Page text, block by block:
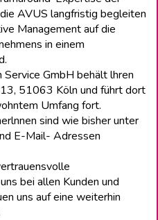
AVUS langfristig begleiten
Management auf die
in einem
GmbH behält lhren
51063 Köln und führt dort
Umfang fort.
sind wie bisher unter
E-Mail- Adressen
bei allen Kunden und
uns auf eine weiterhin